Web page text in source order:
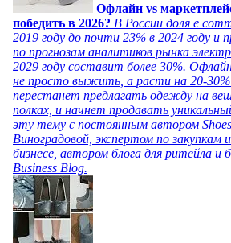
Офлайн vs
победить в 2026? В России доля e
2019 году до почти 23% в 2024 году и
по прогнозам аналитиков рынка
2029 году составит более 30%.
не просто выжить, а расти на 20-30%
перестанет предлагать одежду на
полках, и начнет продавать
эту тему с постоянным автором
Виноградовой, экспертом по
бизнесе, автором блога для ритейла и
Business Blog.